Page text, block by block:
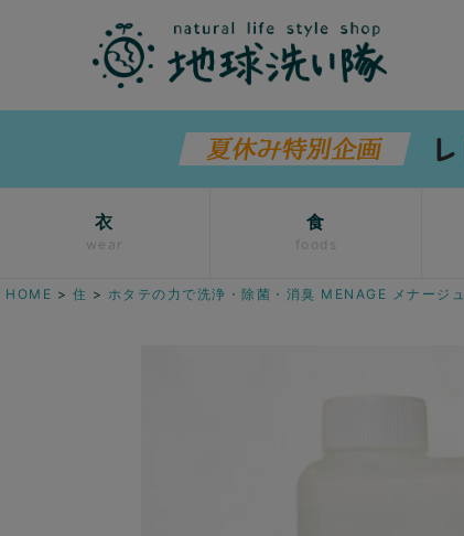
衣
wear
食
foods
HOME 住 ホタテの力で洗浄・除菌・消臭 MENAGE メナージュ